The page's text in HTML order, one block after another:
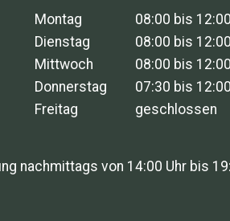
Montag
08:00 bis
Dienstag
08:00 bis
Mittwoch
08:00 bis
Donnerstag
07:30 bis
Freitag
geschlossen
nachmittags von 14:00 Uhr bis